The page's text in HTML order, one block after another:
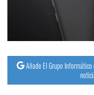
Trucos
Tutoriales
Añade El Grupo